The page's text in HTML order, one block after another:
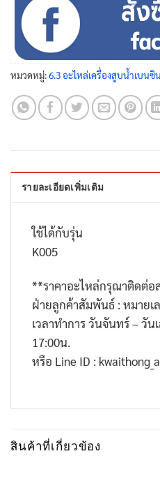
หมวดหมู่:6.3 อะไหล่เครื่องสูบน้ำเบนซิน
รายละเอียดเพิ่มเติม
ใช้ได้กับรุ่น
K005
**ราคาอะไหล่กรุณาติดต่
ฝ่ายลูกค้าสัมพันธ์ : หมายเ
เวลาทำการ วันจันทร์ – วันเ
17:00น.
หรือ Line ID :
สินค้าที่เกี่ยวข้อง